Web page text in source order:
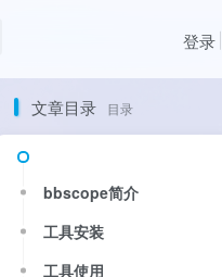
登录
文章目录 目录
bbscope简介
工具安装
工具使用